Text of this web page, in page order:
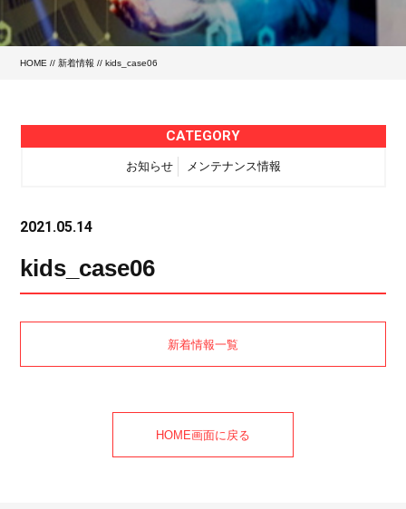
HOME //新着情報 // kids_case06
CATEGORY
お知らせ メンテナンス情報
2021.05.14
kids_case06
新着情報一覧
HOME画面に戻る